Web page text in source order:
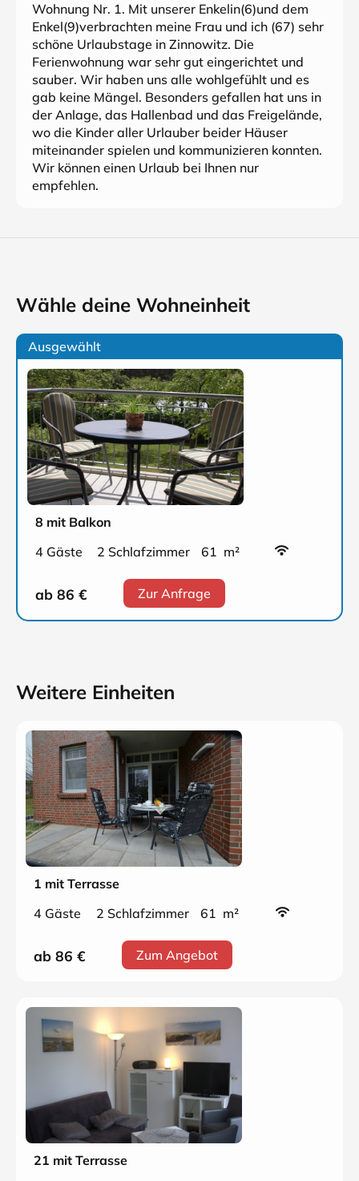
Wohnung Nr. 1. Mit unserer Enkelin(6)und dem
Enkel(9)verbrachten meine Frau und ich (67) sehr
schöne Urlaubstage in Zinnowitz. Die
Ferienwohnung war sehr gut eingerichtet und
sauber. Wir haben uns alle wohlgefühlt und es
gab keine Mängel. Besonders gefallen hat uns in
der Anlage, das Hallenbad und das Freigelände,
wo die Kinder aller Urlauber beider Häuser
miteinander spielen und kommunizieren konnten.
Wir können einen Urlaub bei Ihnen nur
empfehlen.
Wähle deine Wohneinheit
Ausgewählt
8 mit Balkon
4 Gäste
2 Schlafzimmer 61 m²
ab 86 € Zur Anfrage
Weitere Einheiten
1 mit Terrasse
4 Gäste
2 Schlafzimmer 61 m²
ab 86 € Zum Angebot
21 mit Terrasse